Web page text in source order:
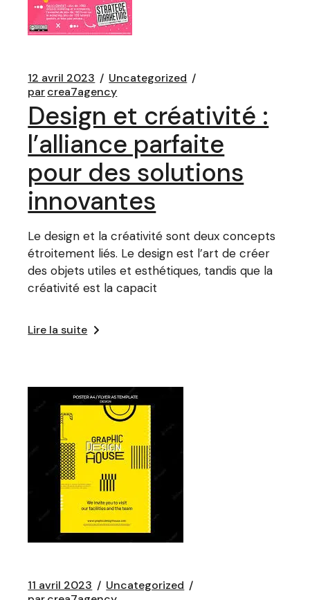
12 avril 2023
Uncategorized
parcrea7agency
Design et créativité :
l’alliance parfaite
pour des solutions
innovantes
Le design et la créativité sont deux concepts
étroitement liés. Le design est l’art de créer
des objets utiles et esthétiques, tandis que la
créativité est la capacit
Lire la suite
11 avril 2023
Uncategorized